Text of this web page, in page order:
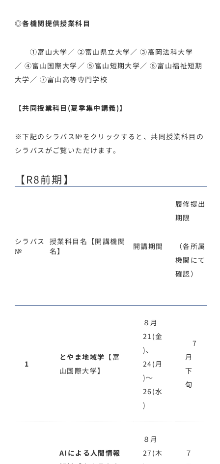
◎各機関提供授業科目
①富山大学 ／ ②富山県立大学／③高岡法科大学
／ ④富山国際大学 ／⑤富山短期大学／ ⑥富山福祉短期
大学 ／ ⑦富山高等専門学校
【共同授業科目(夏季集中講義)】
※下記のシラバス№をクリックすると、共同授業科目の
シラバスがご覧いただけます。
【R8前期】
シラバス
№
授業科目名【開講機関
名】
開講期間
履修提出
期限
（各所属
機関にて
確認）
1
とやま地域学 【富
山国際大学】
８月
21(金
)、
24(月
)～
26(水
)
7
月
下
旬
AIによる人間情報
８月
27(木
７